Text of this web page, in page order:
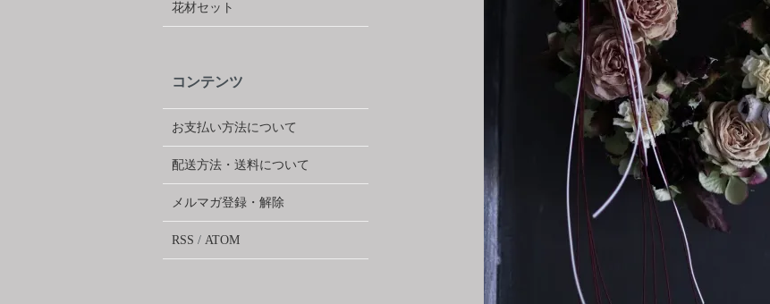
花材セット
コンテンツ
お支払い方法について
配送方法・送料について
メルマガ登録・解除
RSS / ATOM